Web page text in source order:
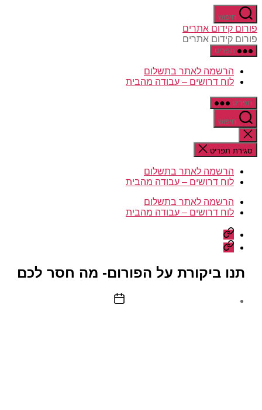
דלג
לתוכן חיפוש
פורום קידום אתרים
פורום קידום אתרים
תפריט
הרשמה לאתר בתשלום
לוח דרושים – עבודה מהבית
תפריט
חיפוש
סגירת
החיפוש
סגירת תפריט
הרשמה לאתר בתשלום
לוח דרושים – עבודה מהבית
הרשמה לאתר בתשלום
לוח דרושים – עבודה מהבית
הרשמה
לאתר
בתשלום
לוח
דרושים
עבודה
תנו ביקורת על הפורום- מה חסר לכם
תאריך